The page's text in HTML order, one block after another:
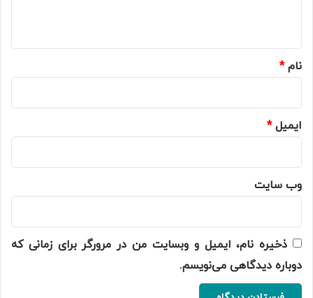
نام*
ایمیل*
وب‌ سایت
ذخیره نام، ایمیل و وبسایت من در مرورگر برای زمانی که
دوباره دیدگاهی می‌نویسم.